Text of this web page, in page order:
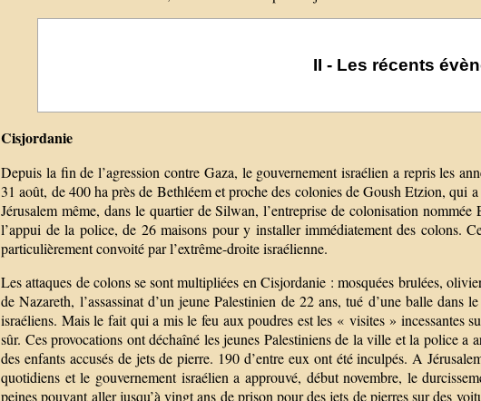
II - Les récents
Cisjordanie
Depuis la fin de l’agression contre Gaza, le gouvernement israélien a repris les
31 août, de 400 ha près de Bethléem et proche des colonies de Goush Etzion, qui
Jérusalem même, dans le quartier de Silwan, l’entreprise de colonisation
l’appui de la police, de 26 maisons pour y installer immédiatement des colons.
particulièrement convoité par l’extrême-droite israélienne.
Les attaques de colons se sont multipliées en Cisjordanie : mosquées brulées,
de Nazareth, l’assassinat d’un jeune Palestinien de 22 ans, tué d’une balle dans
israéliens. Mais le fait qui a mis le feu aux poudres est les « visites » incessantes
sûr. Ces provocations ont déchaîné les jeunes Palestiniens de la ville et la police a
des enfants accusés de jets de pierre. 190 d’entre eux ont été inculpés. A
quotidiens et le gouvernement israélien a approuvé, début novembre, le
peines pouvant aller jusqu’à vingt ans de prison pour des jets de pierres sur des